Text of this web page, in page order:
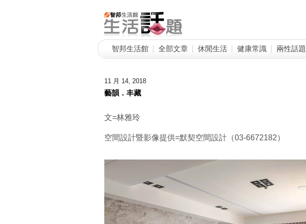
智邦生活館 全部文章 休閒生活 健康常識 兩性話題
11 月 14, 2018
藝韻．丰藏
文=林雅玲
空間設計暨影像提供=默契空間設計（03-6672182）